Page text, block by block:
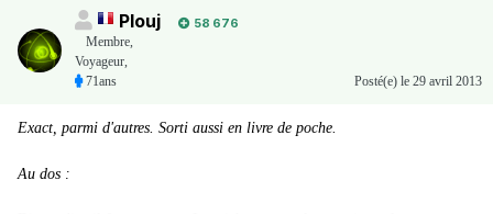
Plouj
58 676
Membre,
Voyageur,
71ans
Posté(e) le 29 avril 2013
Exact, parmi d'autres. Sorti aussi en livre de poche.
Au dos :